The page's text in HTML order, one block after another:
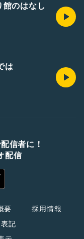
館のはなし
は
信者に！
配信
要
採用情報
記